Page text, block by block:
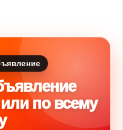
по всему